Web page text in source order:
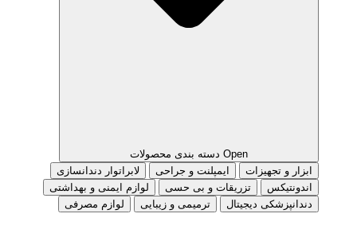
Open دسته بندی محصولات
ابزار و تجهیزات
ایمپلنت و جراحی
لابراتوار دندانسازی
اندونتیکس
تزریقات و بی حسی
لوازم ایمنی و بهداشتی
دندانپزشکی دیجیتال
ترمیمی و زیبایی لوازم مصرفی